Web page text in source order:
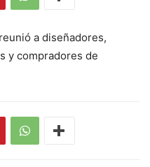
a diseñadores,
y compradores de